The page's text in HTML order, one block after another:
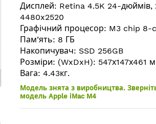
Дисплей: Retina 4.5K 24-дюймів,
4480x2520
Графічний процесор: M3 chip 8-
Пам’ять: 8 ГБ
Накопичувач: SSD 256GB
Розміри: (WxDxH): 547х147х461
Вага: 4.43кг.
Модель знята з виробництва.
модель Apple iMac M4